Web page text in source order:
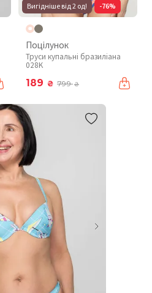
Вигідніше від 2 од! -76%
Поцілунок
Труси купальні бразиліана
028K
189 ₴ 799₴